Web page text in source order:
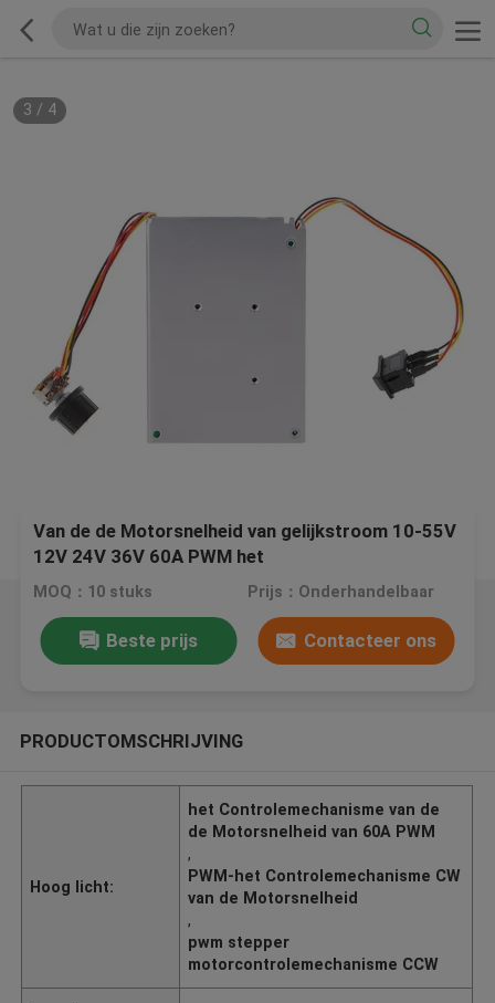
3 / 4
Van de de Motorsnelheid van gelijkstroom 10-55V
12V 24V 36V 60A PWM het
Controlemechanismecw CCW Omkeerbare
MOQ：10 stuks Prijs：Onderhandelbaar
Beste prijs Contacteer ons
PRODUCTOMSCHRIJVING
Hoog licht:
het Controlemechanisme van de
de Motorsnelheid van 60A PWM
,
PWM-het Controlemechanisme CW
van de Motorsnelheid
,
pwm stepper
motorcontrolemechanisme CCW